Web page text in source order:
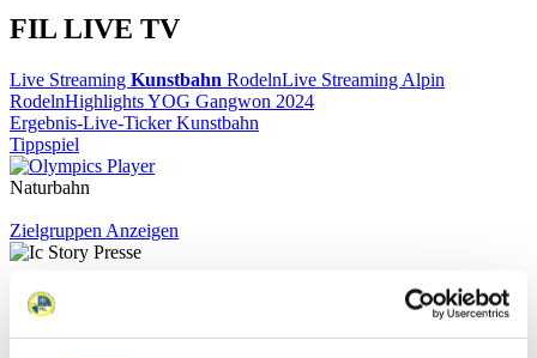
FIL LIVE TV
Live Streaming Kunstbahn RodelnLive Streaming Alpin
RodelnHighlights YOG Gangwon 2024
Ergebnis-Live-Ticker Kunstbahn
Tippspiel
Naturbahn
Zielgruppen Anzeigen
Für Presse- und Medienvertreter